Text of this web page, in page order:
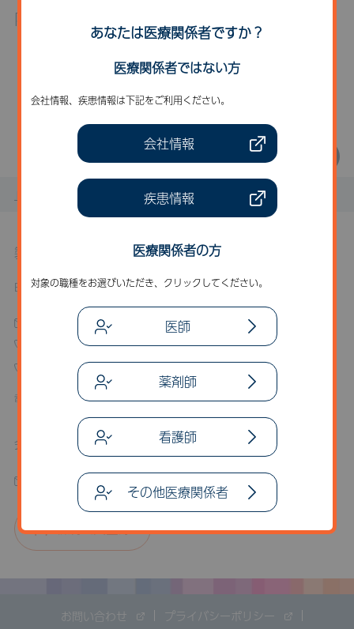
内容
開催終了いたしました。
お知らせ セミナー・講演会
会員に関するお問い合わせ
medicalplusjapan@bmrn.com
新規会員登録
製品に関するお問い合わせ
BioMarin Pharmaceutical Japan 株式会社
お問い合わせフォーム
03-6837-0844
0120-555-386
電話受付時間 平日9:00～17:00
お問い合わせ
プライバシーポリシー
あなたは医療関係者ですか？
医療関係者ではない方
会社情報、疾患情報は下記をご利用ください。
会社情報
疾患情報
医療関係者の方
対象の職種をお選びいただき、クリックしてください。
医師
薬剤師
看護師
その他医療関係者